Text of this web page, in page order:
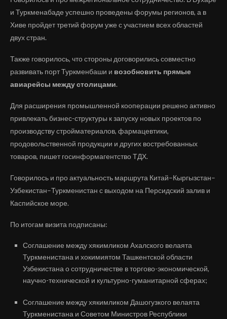
и Туркменабаде успешно проведены форумы регионов, а в
Хиве пройдет третий форум уже с участием всех областей
двух стран.
Также говорилось, что стороны договорились совместно
развивать порт Туркменбаши и возобновить прямые
авиарейсы между столицами.
Для расширения промышленной кооперации решено активно
привлекать бизнес-структуры к запуску новых проектов по
производству стройматериалов, фармацевтики,
продовольственной продукции и других востребованных
товаров, пишет госинформагентство ТДХ.
Говорилось и про актуальность маршрута Китай–Кыргызстан–
Узбекистан–Туркменистан с выходом на Персидский залив и
Каспийское море.
По итогам визита подписаны:
Соглашение между хякимликом Ахалского велаята
Туркменистана и хокимиятом Ташкентской области
Узбекистана о сотрудничестве в торгово-экономической,
научно-технической и культурно-гуманитарной сферах;
Соглашение между хякимликом Дашогузкого велаята
Туркменистана и Советом Министров Республики